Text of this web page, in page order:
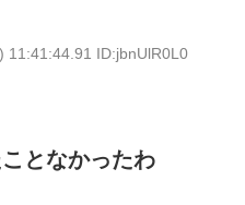
11:41:44.91 ID:jbnUlR0L0
となかったわ